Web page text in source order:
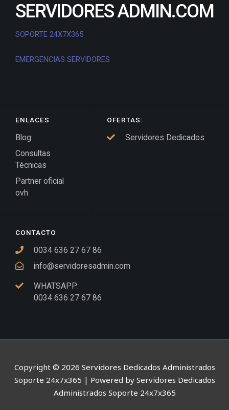
CONTACTO
0034 636 27 67 86
info@servidoresadmin.com
WHATSAPP:
0034 636 27 67 86
OFERTAS:
Servidores Dedicados
ENLACES
Blog
Consultas
Técnicas
Partner oficial
ovh
SERVIDORES ADMIN.COM
SOPORTE 24X7X365
EMERGENCIAS SERVIDORES
Copyright © 2026 Servidores Dedicados Administrados
Soporte 24x7x365 | Powered by Servidores Dedicados
Administrados Soporte 24x7x365